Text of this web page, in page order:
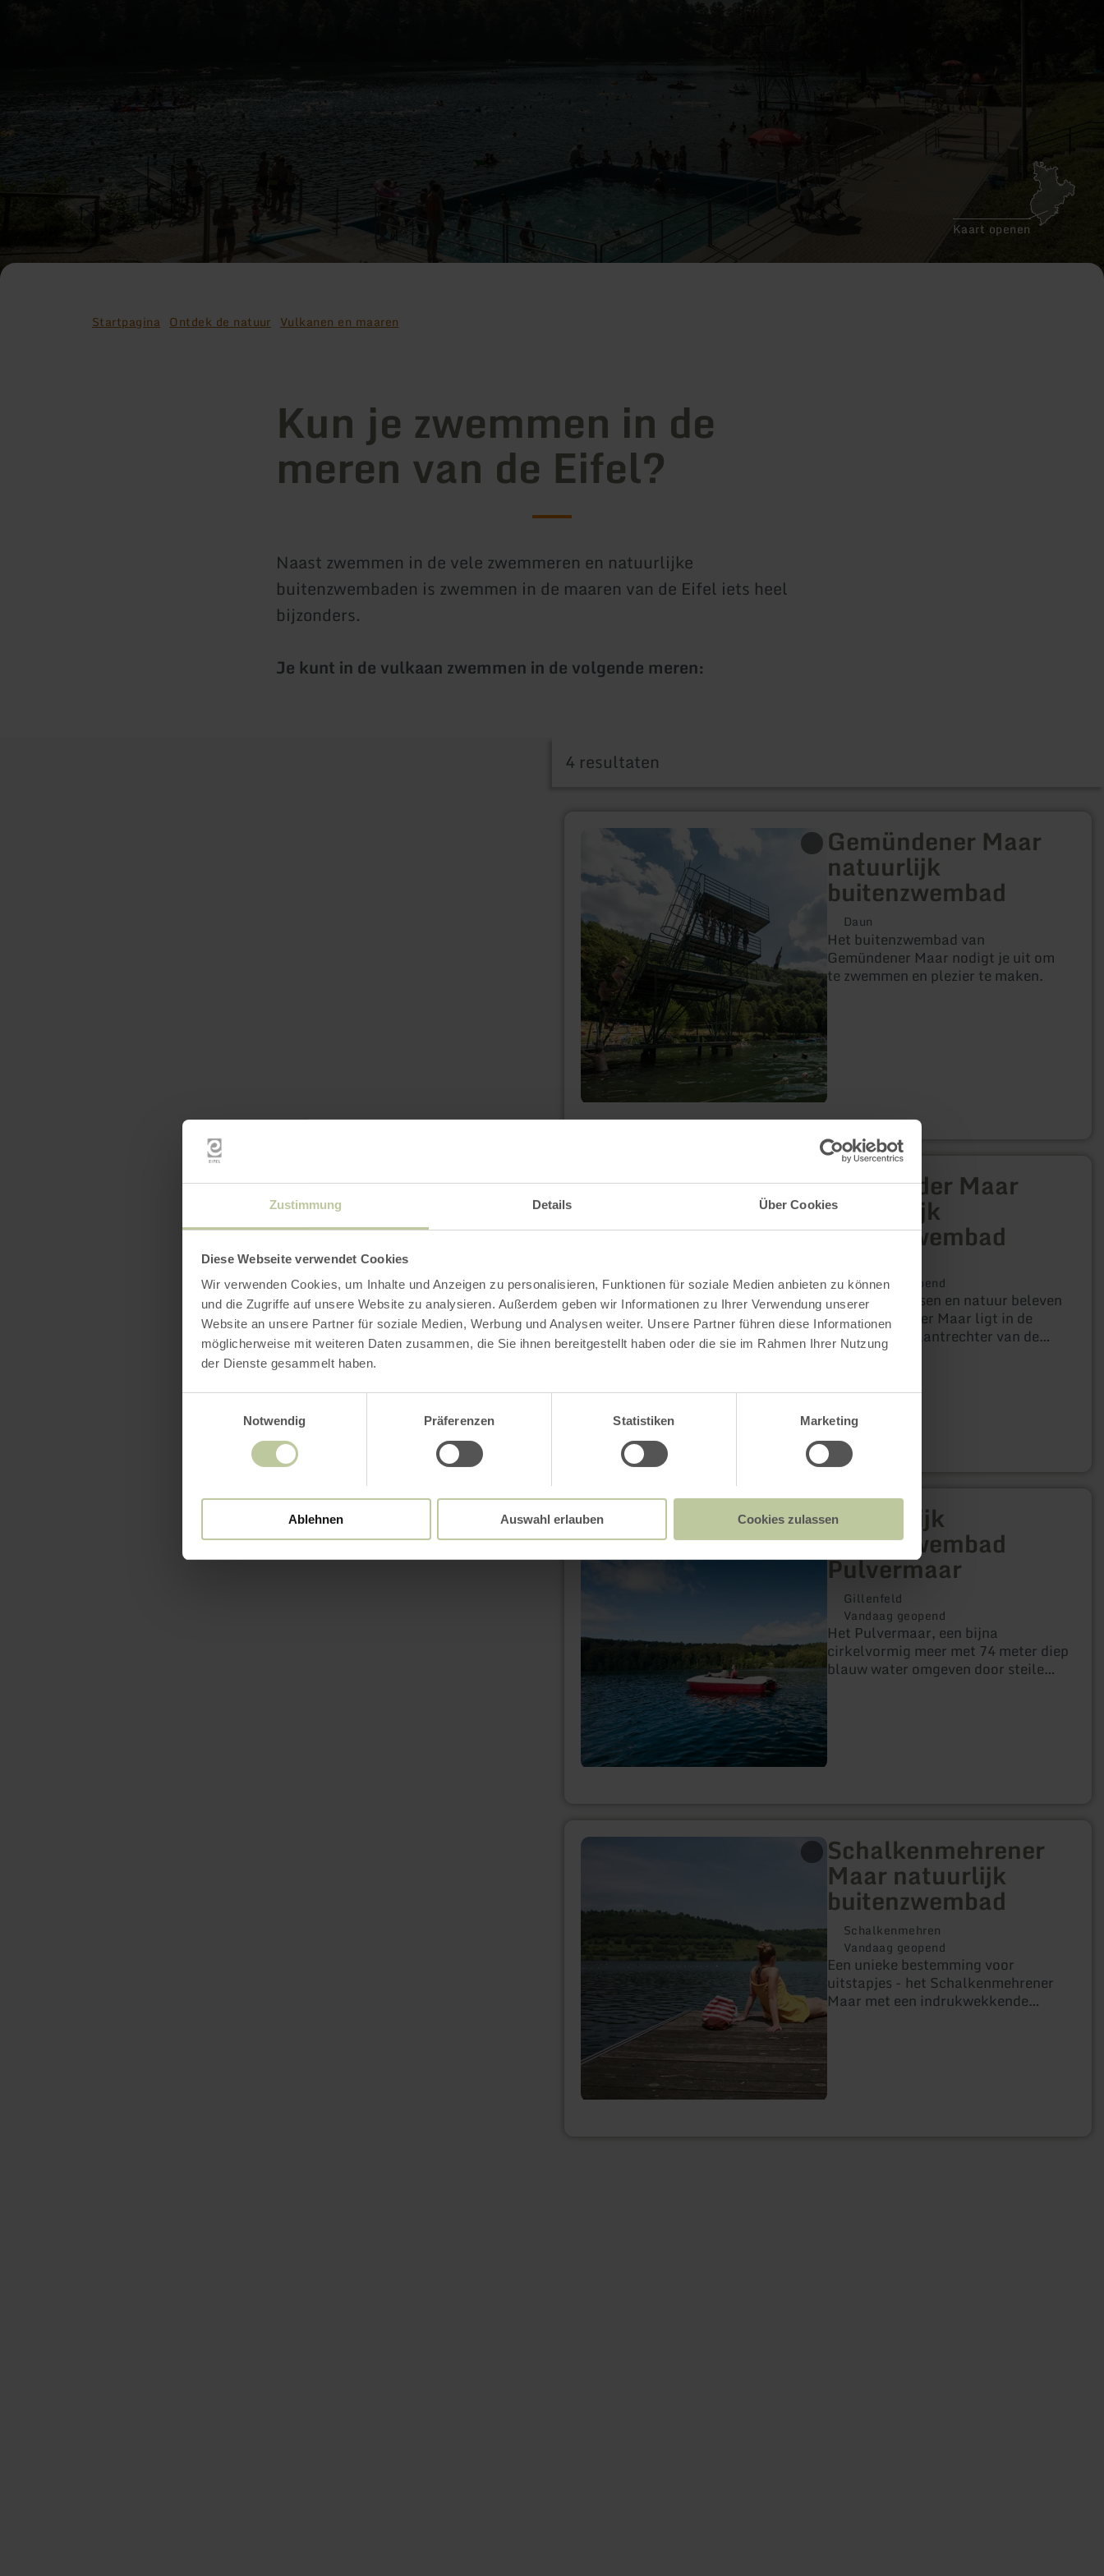
Zustimmung Details Über Cookies
Diese Webseite verwendet Cookies
Wir verwenden Cookies, um Inhalte und Anzeigen zu personalisieren, Funktionen für soziale Medien anbieten zu können
und die Zugriffe auf unsere Website zu analysieren. Außerdem geben wir Informationen zu Ihrer Verwendung unserer
Website an unsere Partner für soziale Medien, Werbung und Analysen weiter. Unsere Partner führen diese Informationen
möglicherweise mit weiteren Daten zusammen, die Sie ihnen bereitgestellt haben oder die sie im Rahmen Ihrer Nutzung
der Dienste gesammelt haben.
Notwendig
Präferenzen Statistiken Marketing
Ablehnen Auswahl erlauben Cookies zulassen
Kaart openen
Startpagina Ontdek de natuur Vulkanen en maaren
Kun je zwemmen in de
meren van de Eifel?
Naast zwemmen in de vele zwemmeren en natuurlijke
buitenzwembaden is zwemmen in de maaren van de Eifel iets heel
bijzonders.
Je kunt in de vulkaan zwemmen in de volgende meren:
4 resultaten
Gemündener Maar
natuurlijk
buitenzwembad
Daun
Het buitenzwembad van
Gemündener Maar nodigt je uit om
te zwemmen en plezier te maken.
informatie
Gemündener
Maar
Meerfelder Maar
natuurlijk
buitenzwembad
Vandaag geopend
Zwemmen, vissen en natuur beleven
- het Meerfelder Maar ligt in de
grootste vulkaantrechter van de
Eifel en is een paradijs voor
Maar
Natuurlijk
buitenzwembad
Pulvermaar
Gillenfeld
Vandaag geopend
Het Pulvermaar, een bijna
cirkelvormig meer met 74 meter diep
blauw water omgeven door steile
informatie
over:
buitenzwembad
Schalkenmehrener
Maar natuurlijk
buitenzwembad
Schalkenmehren
Vandaag geopend
Een unieke bestemming voor
uitstapjes - het Schalkenmehrener
Maar met een indrukwekkende
meer
natuurlijk